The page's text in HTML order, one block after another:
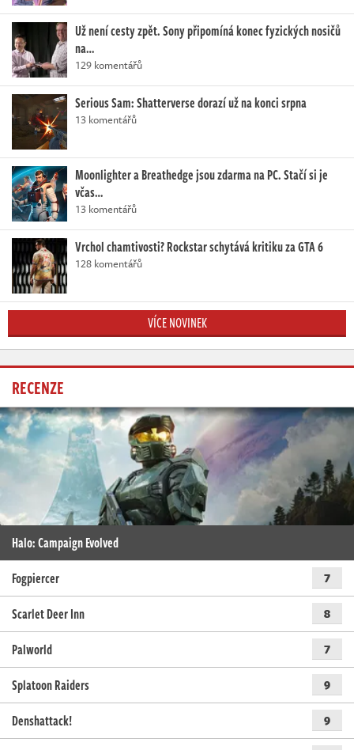
Už není cesty zpět. Sony připomíná konec fyzických nosičů
na…
129 komentářů
Serious Sam: Shatterverse dorazí už na konci srpna
13 komentářů
Moonlighter a Breathedge jsou zdarma na PC. Stačí si je
včas…
13 komentářů
Vrchol chamtivosti? Rockstar schytává kritiku za GTA 6
128 komentářů
VÍCE NOVINEK
RECENZE
Halo: Campaign Evolved
Fogpiercer
7
Scarlet Deer Inn 8
Palworld 7
Splatoon Raiders 9
Denshattack! 9